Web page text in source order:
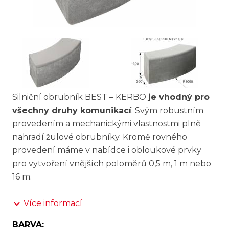
Silniční obrubník BEST – KERBO je vhodný pro
všechny druhy komunikací. Svým robustním
provedením a mechanickými vlastnostmi plně
nahradí žulové obrubníky. Kromě rovného
provedení máme v nabídce i obloukové prvky
pro vytvoření vnějších poloměrů 0,5 m, 1 m nebo
16 m.
Více informací
BARVA: